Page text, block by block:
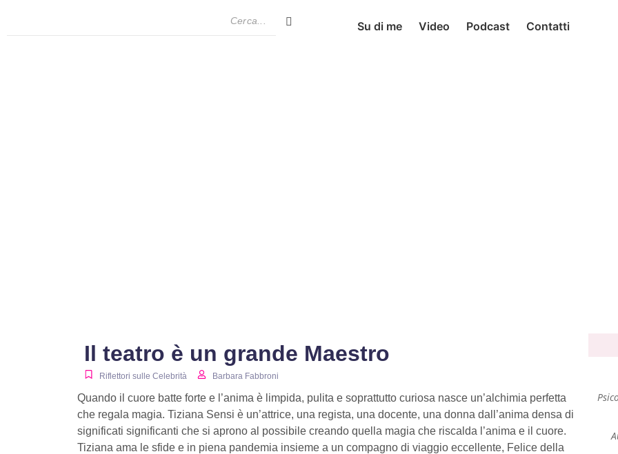
Su di me Video Podcast Contatti
Il teatro è un grande Maestro
Riflettori sulle Celebrità Barbara Fabbroni
Quando il cuore batte forte e l’anima è limpida, pulita e soprattutto curiosa nasce un’alchimia perfetta
che regala magia. Tiziana Sensi è un’attrice, una regista, una docente, una donna dall’anima densa di
significati significanti che si aprono al possibile creando quella magia che riscalda l’anima e il cuore.
Tiziana ama le sfide e in piena pandemia insieme a un compagno di viaggio eccellente, Felice della